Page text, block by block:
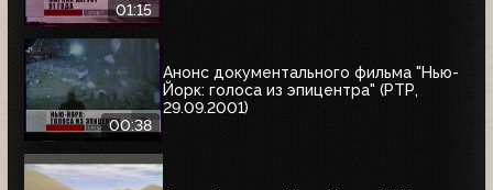
01:15
00:38
Анонс документального фильма "Нью-
Йорк: голоса из эпицентра" (РТР,
29.09.2001)